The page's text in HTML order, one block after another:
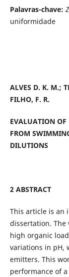
Palavras-chave:
uniformidade
ALVES D. K. M.;
FILHO, F. R.
EVALUATION OF
FROM
DILUTIONS
2 ABSTRACT
This article is an
dissertation.
high organic
variations in pH,
emitters. This
performance of